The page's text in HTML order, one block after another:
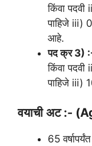
किंवा
पाहिजे iii)
आहे.
पद क्र 3)
किंवा
पाहिजे iii)
वयाची अट :-
65 वर्षापर्यंत